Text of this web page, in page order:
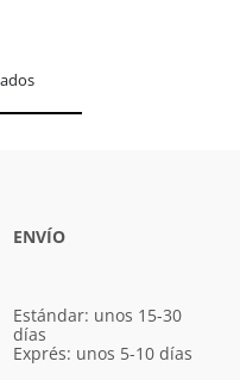
ENVÍO
Estándar: unos 15-30
días
Exprés: unos 5-10 días